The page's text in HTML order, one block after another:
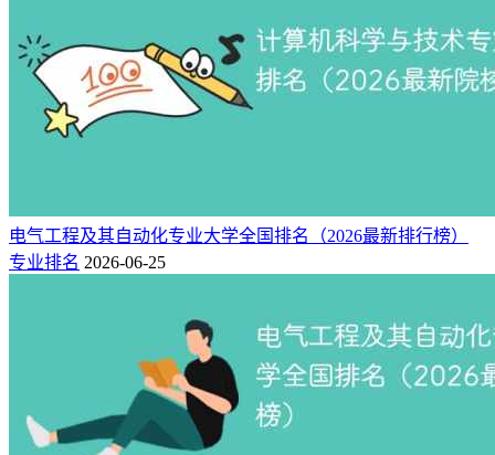
电气工程及其自动化专业大学全国排名（2026最新排行榜）
专业排名 2026-06-25